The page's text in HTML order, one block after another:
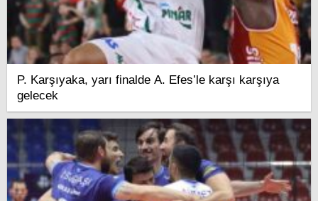
P. Karşıyaka, yarı finalde A. Efes’le karşı karşıya
gelecek